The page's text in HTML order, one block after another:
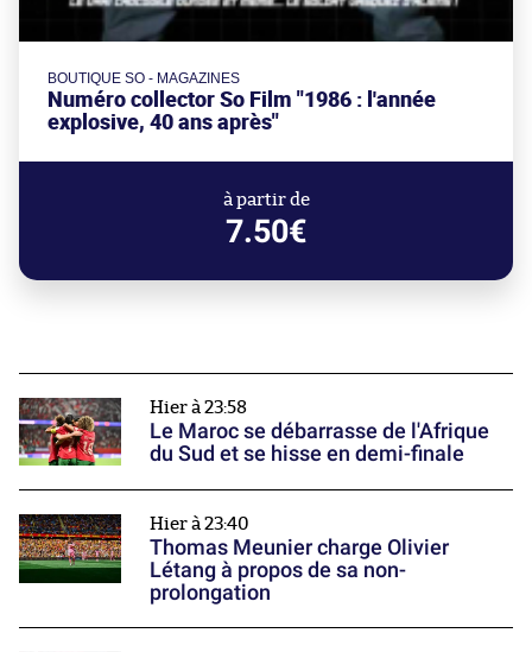
BOUTIQUE SO - MAGAZINES
Numéro collector So Film "1986 : l'année
explosive, 40 ans après"
à partir de
7.50€
Hier à 23:58
Le Maroc se débarrasse de l'Afrique
du Sud et se hisse en demi-finale
Hier à 23:40
Thomas Meunier charge Olivier
Létang à propos de sa non-
prolongation